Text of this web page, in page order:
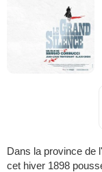
Dans la province de
cet hiver 1898